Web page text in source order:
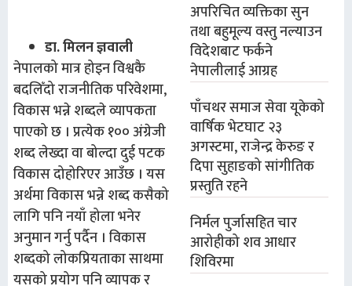
डा. मिलन ज्ञवाली
नेपालको मात्र होइन विश्वकै
बदलिँदो राजनीतिक परिवेशमा,
विकास भन्ने शब्दले व्यापकता
पाएको छ । प्रत्येक १०० अंग्रेजी
शब्द लेख्दा वा बोल्दा दुई पटक
विकास दोहोरिएर आउँछ । यस
अर्थमा विकास भन्ने शब्द कसैको
लागि पनि नयाँ होला भनेर
अनुमान गर्नु पर्दैन । विकास
शब्दको लोकप्रियताका साथमा
यसको प्रयोग पनि व्यापक र
अपरिचित व्यक्तिका सुन
तथा बहुमूल्य वस्तु नल्याउन
विदेशबाट फर्कने
नेपालीलाई आग्रह
पाँचथर समाज सेवा यूकेको
वार्षिक भेटघाट २३
अगस्टमा, राजेन्द्र केरुङ र
दिपा सुहाङको सांगीतिक
प्रस्तुति रहने
निर्मल पुर्जासहित चार
आरोहीको शव आधार
शिविरमा